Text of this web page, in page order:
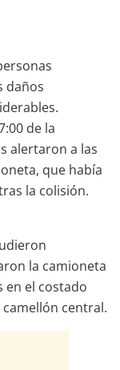
daños
de la
alertaron a las
que había
la colisión.
la camioneta
en el costado
central.